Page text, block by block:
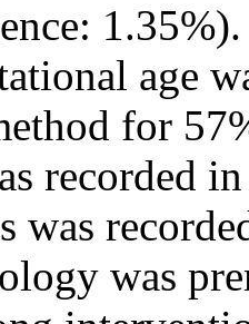
1.35%).
age
for
recorded
was
was